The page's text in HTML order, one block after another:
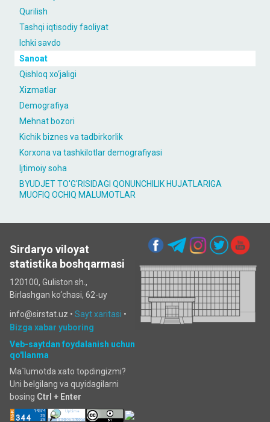
Qurilish
Tashqi iqtisodiy faoliyat
Ichki savdo
Sanoat
Qishloq xo‘jaligi
Xizmatlar
Demografiya
Mehnat bozori
Kichik biznes va tadbirkorlik
Korxona va tashkilotlar demografiyasi
Ijtimoiy soha
BYUDJET TO'G'RISIDAGI QONUNCHILIK HUJATLARIGA
MUOFIQ OCHIQ MALUMOTLAR
Sirdaryo viloyat
statistika boshqarmasi
120100, Guliston sh.,
Birlashgan ko‘chаsi, 62-uy
info@sirstat.uz • Sayt xaritasi •
Bizga xabar yuboring
Veb-saytdan foydalanish uchun
qo'llanma
Ma`lumotda xato topdingizmi?
Uni belgilang va quyidagilarni
bosing Ctrl + Enter